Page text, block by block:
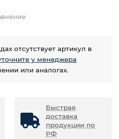
отсутствует артикул в
у менеджера
или аналогах.
Быстрая
доставка
продукции по
РФ